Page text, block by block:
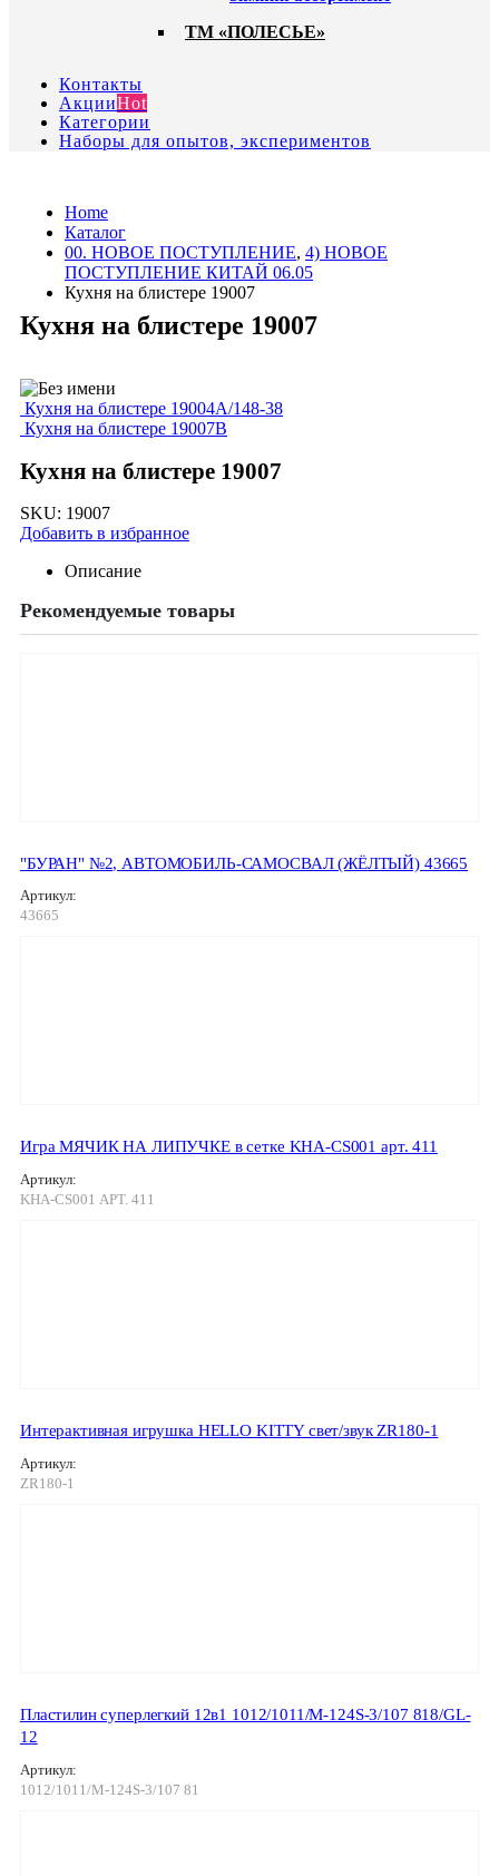
ТМ «ПОЛЕСЬЕ»
Контакты
АкцииHot
Категории
Наборы для опытов, экспериментов
Home
Каталог
00. HОВОЕ ПОСТУПЛЕНИЕ, 4) НОВОЕ
ПОСТУПЛЕНИЕ КИТАЙ 06.05
Кухня на блистере 19007
Кухня на блистере 19007
Кухня на блистере 19004A/148-38
Кухня на блистере 19007B
Кухня на блистере 19007
SKU: 19007
Добавить в избранное
Описание
Рекомендуемые товары
"БУРАН" №2, АВТОМОБИЛЬ-САМОСВАЛ (ЖЁЛТЫЙ) 43665
Артикул:
43665
Игра МЯЧИК НА ЛИПУЧКЕ в сетке KHA-CS001 арт. 411
Артикул:
KHA-CS001 АРТ. 411
Интерактивная игрушка HELLO KITTY свет/звук ZR180-1
Артикул:
ZR180-1
Пластилин суперлегкий 12в1 1012/1011/М-124S-3/107 818/GL-
12
Артикул:
1012/1011/М-124S-3/107 81